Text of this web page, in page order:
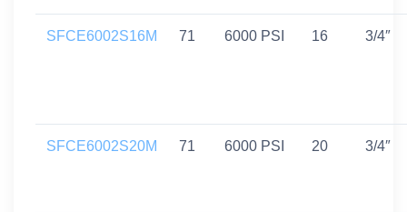
SFCE6002S16M 71 6000 PSI 16 3/4″
SFCE6002S20M 71 6000 PSI 20 3/4″